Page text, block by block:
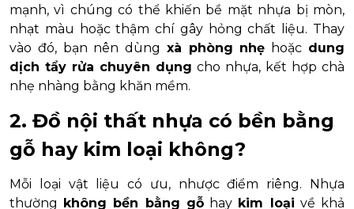
mạnh, vì chúng có thể khiến bề mặt nhựa bị mòn,
nhạt màu hoặc thậm chí gây hỏng chất liệu. Thay
vào đó, bạn nên dùng xà phòng nhẹ hoặc dung
dịch tẩy rửa chuyên dụng cho nhựa, kết hợp chà
nhẹ nhàng bằng khăn mềm.
2. Đồ nội thất nhựa có bền bằng
gỗ hay kim loại không?
Mỗi loại vật liệu có ưu, nhược điểm riêng. Nhựa
thường
không bền bằng gỗhay kim loại về khả